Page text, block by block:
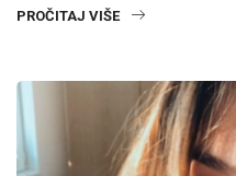
PROČITAJ VIŠE